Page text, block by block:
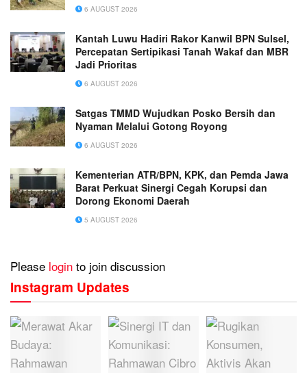
6 AUGUST 2026
Kantah Luwu Hadiri Rakor Kanwil BPN Sulsel,
Percepatan Sertipikasi Tanah Wakaf dan MBR
Jadi Prioritas
6 AUGUST 2026
Satgas TMMD Wujudkan Posko Bersih dan
Nyaman Melalui Gotong Royong
6 AUGUST 2026
Kementerian ATR/BPN, KPK, dan Pemda Jawa
Barat Perkuat Sinergi Cegah Korupsi dan
Dorong Ekonomi Daerah
5 AUGUST 2026
Please login to join discussion
Instagram Updates